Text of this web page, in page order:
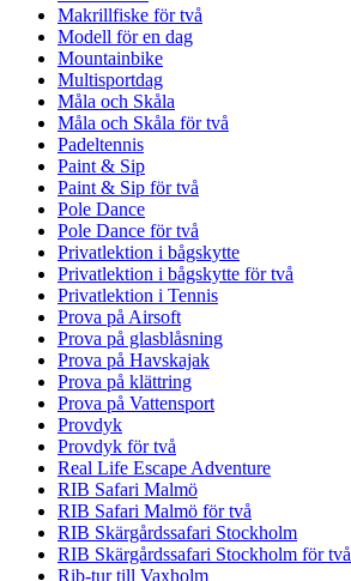
Makrillfiske för två
Modell för en dag
Mountainbike
Multisportdag
Måla och Skåla
Måla och Skåla för två
Padeltennis
Paint & Sip
Paint & Sip för två
Pole Dance
Pole Dance för två
Privatlektion i bågskytte
Privatlektion i bågskytte för två
Privatlektion i Tennis
Prova på Airsoft
Prova på glasblåsning
Prova på Havskajak
Prova på klättring
Prova på Vattensport
Provdyk
Provdyk för två
Real Life Escape Adventure
RIB Safari Malmö
RIB Safari Malmö för två
RIB Skärgårdssafari Stockholm
RIB Skärgårdssafari Stockholm för två
Rib-tur till Vaxholm